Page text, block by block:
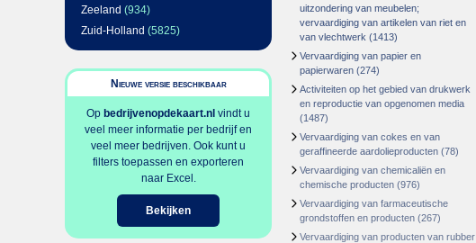
Zeeland (934)
Zuid-Holland (5825)
Nieuwe versie beschikbaar
Op bedrijvenopdekaart.nl vindt u
veel meer informatie per bedrijf en
veel meer bedrijven. Ook kunt u
filters toepassen en exporteren
naar Excel.
Bekijken
uitzondering van meubelen;
vervaardiging van artikelen van riet en
van vlechtwerk (1413)
Vervaardiging van papier en
papierwaren (274)
Activiteiten op het gebied van drukwerk
en reproductie van opgenomen media
(1487)
Vervaardiging van cokes en van
geraffineerde aardolieproducten (78)
Vervaardiging van chemicaliën en
chemische producten (976)
Vervaardiging van farmaceutische
grondstoffen en producten (267)
Vervaardiging van producten van rubber